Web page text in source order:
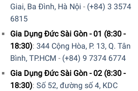
Giai, Ba Đình, Hà Nội - (+84) 3 3574
6815
Gia Dụng Đức Sài Gòn - 01 (8:30 -
18:30): 344 Cộng Hòa, P. 13, Q. Tân
Bình, TP.HCM - (+84) 9 7374 6774
Gia Dụng Đức Sài Gòn - 02 (8:30 -
18:30): Số 52, đường số 4, KDC